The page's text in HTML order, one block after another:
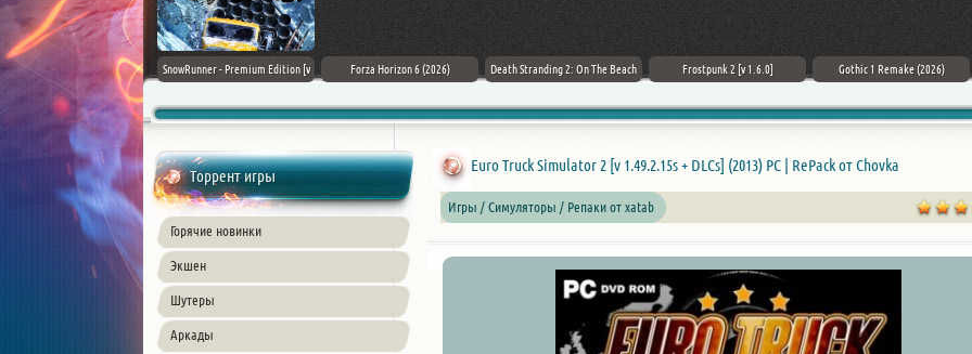
Assassin's Creed Black Flag
Resynced (2026) PC
SnowRunner - Premium Edition [v
Forza Horizon 6 (2026) Death Stranding 2: On The Beach Frostpunk 2 [v 1.6.0] Gothic 1 Remake (2026)
Торрент игры
Горячие новинки
Экшен
Шутеры
Аркады
Euro TruckSimulator 2 [v 1.49.2.15s + DLCs] (2013) PC | RePack от Chovka
Игры / Симуляторы / Репаки от xatab